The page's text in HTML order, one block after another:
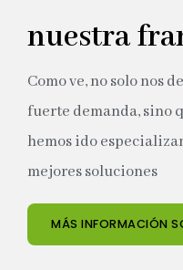
nuestra
Como ve, no solo nos
fuerte demanda, sino
hemos ido
mejores soluciones
MÁS INFORMACIÓN